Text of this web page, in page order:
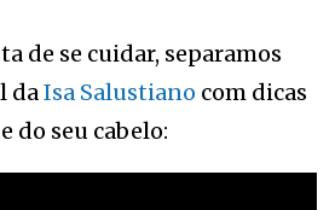
de se cuidar, separamos
daIsa Salustiano com dicas
do seu cabelo: